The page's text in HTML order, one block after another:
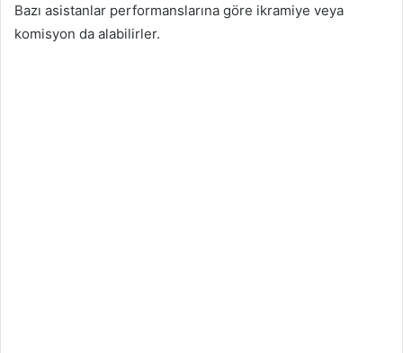
Bazı asistanlar performanslarına göre ikramiye veya
komisyon da alabilirler.